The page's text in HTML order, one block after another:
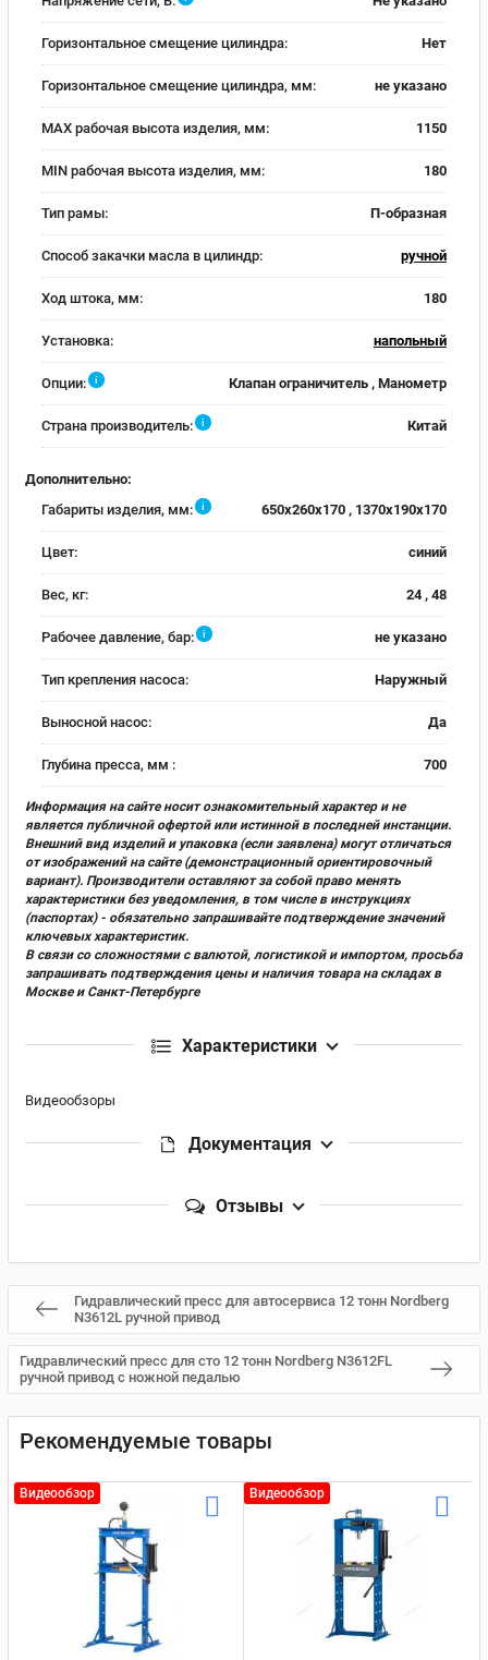
Горизонтальное смещение цилиндра: Нет
Горизонтальное смещение цилиндра, мм: не указано
MAX рабочая высота изделия, мм: 1150
MIN рабочая высота изделия, мм: 180
Тип рамы: П-образная
Способ закачки масла в цилиндр: ручной
Ход штока, мм: 180
Установка: напольный
Опции: i Клапан ограничитель , Манометр
Страна производитель: i Китай
Дополнительно:
Габариты изделия, мм:
i 650x260x170 , 1370x190x170
Цвет: синий
Вес, кг: 24 , 48
Рабочее давление, бар: i не указано
Тип крепления насоса: Наружный
Выносной насос: Да
Глубина пресса, мм : 700
Информация на сайте носит ознакомительный характер и не
является публичной офертой или истинной в последней инстанции.
Внешний вид изделий и упаковка (если заявлена) могут отличаться
от изображений на сайте (демонстрационный ориентировочный
вариант). Производители оставляют за собой право менять
характеристики без уведомления, в том числе в инструкциях
(паспортах) - обязательно запрашивайте подтверждение значений
ключевых характеристик.
В связи со сложностями с валютой, логистикой и импортом, просьба
запрашивать подтверждения цены и наличия товара на складах в
Москве и Санкт-Петербурге
Характеристики
Видеообзоры
Документация
Отзывы
Гидравлический пресс для автосервиса 12 тонн Nordberg
N3612L ручной привод
Гидравлический пресс для сто 12 тонн Nordberg N3612FL
ручной привод с ножной педалью
Рекомендуемые товары
Видеообзор Видеообзор